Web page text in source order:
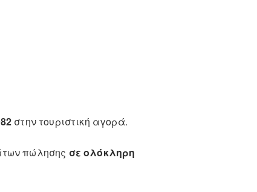
στην τουριστική αγορά.
πώλησης σε ολόκληρη